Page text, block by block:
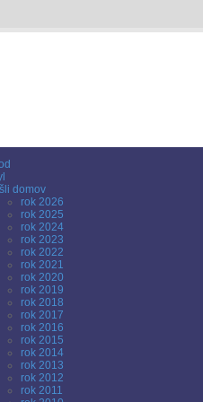
domov
rok 2026
rok 2025
rok 2024
rok 2023
rok 2022
rok 2021
rok 2020
rok 2019
rok 2018
rok 2017
rok 2016
rok 2015
rok 2014
rok 2013
rok 2012
rok 2011